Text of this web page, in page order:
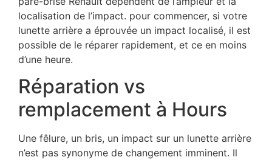
localisation de l’impact. pour commencer, si votre
lunette arrière a éprouvée un impact localisé, il est
possible de le réparer rapidement, et ce en moins
d’une heure.
Réparation vs
remplacement à Hours
Une fêlure, un bris, un impact sur un lunette arrière
n’est pas synonyme de changement imminent. Il